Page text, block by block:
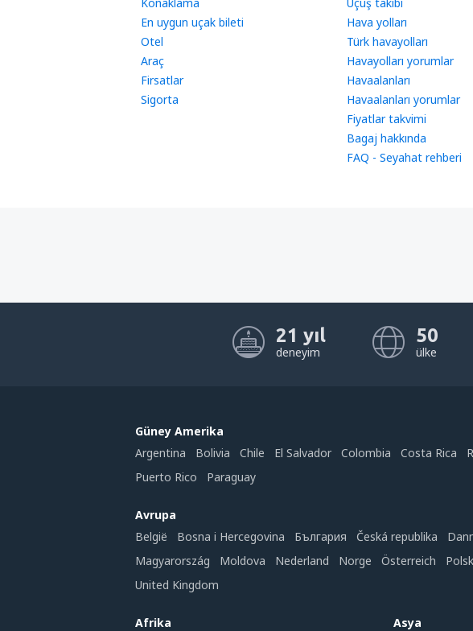
En uygun uçak bileti
Otel
Araç
Firsatlar
Sigorta
Hava yolları
Türk havayolları
Havayolları yorumlar
Havaalanları
Havaalanları yorumlar
Fiyatlar takvimi
Bagaj hakkında
FAQ - Seyahat rehberi
21 yıl
deneyim
50
ülke
Güney Amerika
Argentina
Bolivia Chile El Salvador Colombia Costa Rica
Puerto Rico
Paraguay
Avrupa
België
Bosna i Hercegovina България Česká republika
Magyarország
Moldova Nederland Norge Österreich
United Kingdom
Afrika Asya